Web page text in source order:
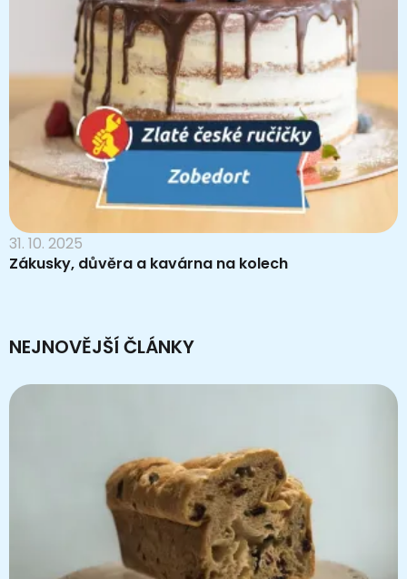
31. 10. 2025
Zákusky, důvěra a kavárna na kolech
NEJNOVĚJŠÍ ČLÁNKY